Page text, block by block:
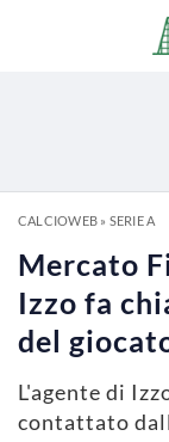
CALCIOWEB» SERIE A
Mercato
Izzo fa
del
L'agente di
contattato